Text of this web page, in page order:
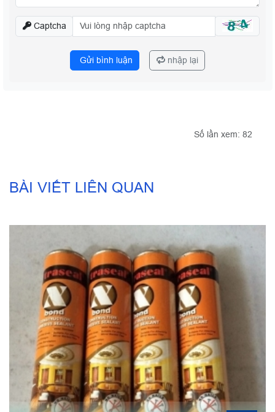
Captcha
Gửi bình luận nhập lại
Số lần xem: 82
BÀI VIẾT LIÊN QUAN